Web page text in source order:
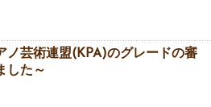
ノ芸術連盟(KPA)のグレードの審
した～